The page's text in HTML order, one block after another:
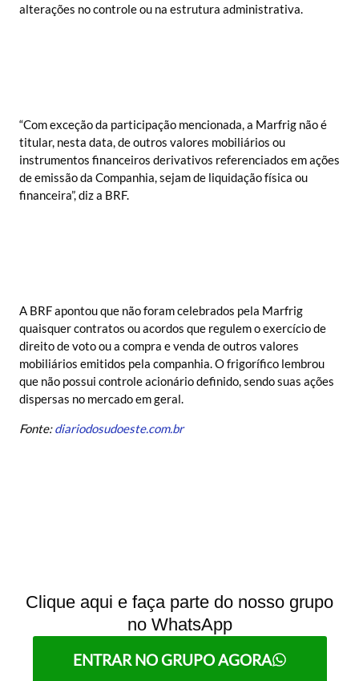
alterações no controle ou na estrutura administrativa.
“Com exceção da participação mencionada, a Marfrig não é
titular, nesta data, de outros valores mobiliários ou
instrumentos financeiros derivativos referenciados em ações
de emissão da Companhia, sejam de liquidação física ou
financeira”, diz a BRF.
A BRF apontou que não foram celebrados pela Marfrig
quaisquer contratos ou acordos que regulem o exercício de
direito de voto ou a compra e venda de outros valores
mobiliários emitidos pela companhia. O frigorífico lembrou
que não possui controle acionário definido, sendo suas ações
dispersas no mercado em geral.
Fonte:diariodosudoeste.com.br
Clique aqui e faça parte do nosso grupo
no WhatsApp
ENTRAR NO GRUPO AGORA